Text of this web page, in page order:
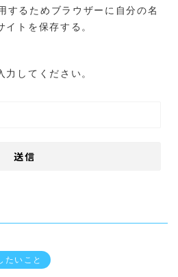
するためブラウザーに自分の名
トを保存する。
力してください。
たいこと